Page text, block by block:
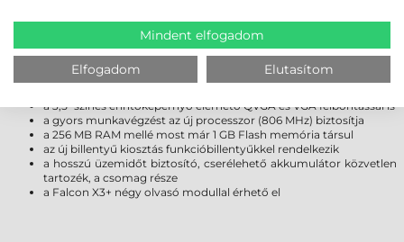
DATALOGIC FALCON X3 VAGY X3+
a 3,5" színes érintőképernyő elérhető QVGA és VGA felbontással is
a gyors munkavégzést az új processzor (806 MHz) biztosítja
a 256 MB RAM mellé most már 1 GB Flash memória társul
az új billentyű kiosztás funkcióbillentyűkkel rendelkezik
a hosszú üzemidőt biztosító, cserélehető akkumulátor közvetlen
tartozék, a csomag része
a Falcon X3+ négy olvasó modullal érhető el
Mindent elfogadom
Elfogadom Elutasítom